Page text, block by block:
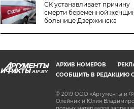
СК устанавливает причину
смерти беременной
больнице Дзержинска
AIF.BY
АРХИВ НОМЕРОВ
СООБЩИТЬ В РЕДАКЦИЮ
© 2019 ООО «Аргументы и
Олейник и Юлия